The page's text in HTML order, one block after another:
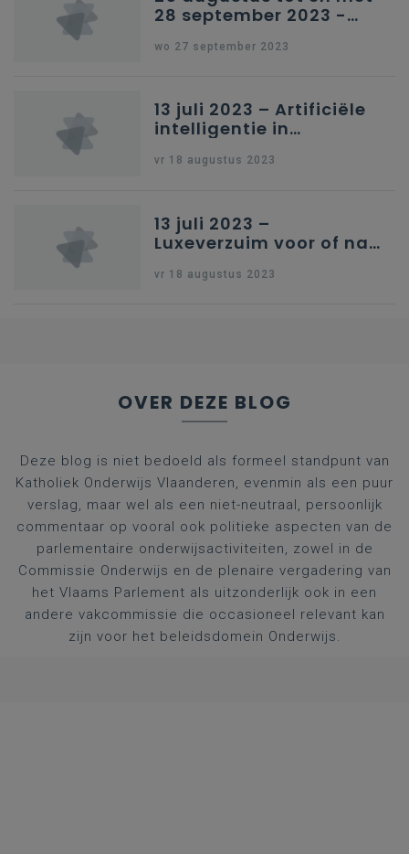
28 september 2023 -
wo 27 september 2023
13 juli 2023 – Artificiële
intelligentie in
vr 18 augustus 2023
13 juli 2023 –
Luxeverzuim voor of na
vr 18 augustus 2023
OVER DEZE BLOG
Deze blog is niet bedoeld als formeel standpunt van
Katholiek Onderwijs Vlaanderen, evenmin als een puur
verslag, maar wel als een niet-neutraal, persoonlijk
commentaar op vooral ook politieke aspecten van de
parlementaire onderwijsactiviteiten, zowel in de
Commissie Onderwijs en de plenaire vergadering van
het Vlaams Parlement als uitzonderlijk ook in een
andere vakcommissie die occasioneel relevant kan
zijn voor het beleidsdomein Onderwijs.